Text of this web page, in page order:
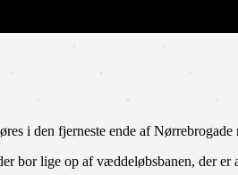
i den fjerneste ende af
bor lige op af væddeløbsbanen, der